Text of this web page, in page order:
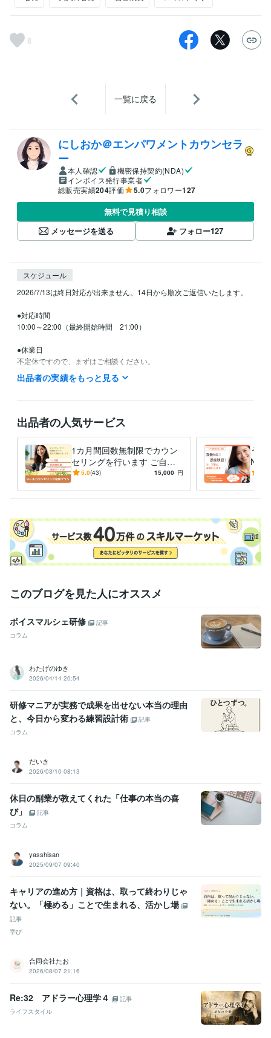
8
一覧に戻る
にしおか＠エンパワメントカウンセラ
ー
本人確認
機密保持契約(NDA)
インボイス発行事業者
総販売実績204評価 5.0フォロワー127
無料で見積り相談
メッセージを送る
フォロー127
スケジュール
2026/7/13は終日対応が出来ません。14日から順次ご返信いたします。
●対応時間
10:00～22:00（最終開始時間　21:00）
●休業日
不定休ですので、まずはご相談ください。
精神保健福祉士 取得年 : 2017年
得意分野
悩み相談・カウンセリング メールカウンセリング
精神障害者家族の
ご相談
カウンセリング
悩み相談・カウンセリング
家族支援
出品者の実績をもっと見る
出品者の人気サービス
1カ月間回数無制限でカウン
セリングを行います ご自身
のお悩み・家族のうつ病・自
5.0(43) 15,000 円
うつ
NG
保健
このブログを見た人にオススメ
ボイスマルシェ研修
記事
コラム
わたげのゆき
2026/04/14 20:54
研修マニアが実務で成果を出せない本当の理由
と、今日から変わる練習設計術
記事
コラム
だいき
2026/03/10 08:13
休日の副業が教えてくれた「仕事の本当の喜
び」
記事
コラム
yasshisan
2025/09/07 09:40
キャリアの進め方｜資格は、取って終わりじゃ
ない。「極める」ことで生まれる、活かし場
記事
学び
合同会社たお
2026/08/07 21:16
Re:32 アドラー心理学４
記事
ライフスタイル